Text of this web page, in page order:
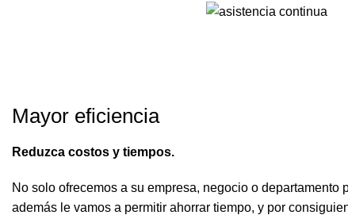
Mayor eficiencia
Reduzca costos y tiempos.
No solo ofrecemos a su empresa, negocio o departamento
además le vamos a permitir ahorrar tiempo, y por